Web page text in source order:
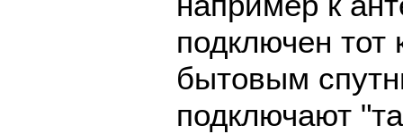
подключен тот
бытовым
подключают